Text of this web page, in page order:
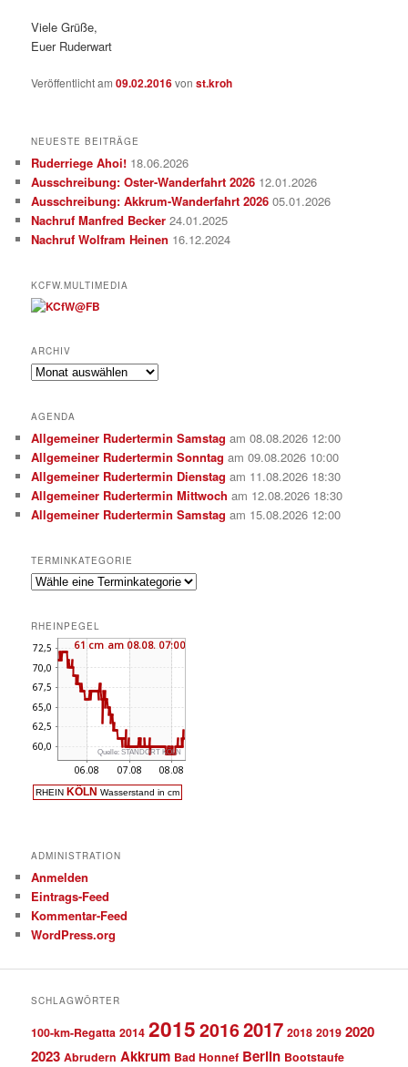
Viele Grüße,
Euer Ruderwart
Veröffentlicht am09.02.2016vonst.kroh
NEUESTE BEITRÄGE
Ruderriege Ahoi! 18.06.2026
Ausschreibung: Oster-Wanderfahrt 2026 12.01.2026
Ausschreibung: Akkrum-Wanderfahrt 2026 05.01.2026
Nachruf Manfred Becker 24.01.2025
Nachruf Wolfram Heinen 16.12.2024
KCFW.MULTIMEDIA
ARCHIV
Archiv
AGENDA
Allgemeiner Rudertermin Samstag am 08.08.2026 12:00
Allgemeiner Rudertermin Sonntag am 09.08.2026 10:00
Allgemeiner Rudertermin Dienstag am 11.08.2026 18:30
Allgemeiner Rudertermin Mittwoch am 12.08.2026 18:30
Allgemeiner Rudertermin Samstag am 15.08.2026 12:00
TERMINKATEGORIE
RHEINPEGEL
ADMINISTRATION
Anmelden
Eintrags-Feed
Kommentar-Feed
WordPress.org
SCHLAGWÖRTER
100-km-Regatta 2014 201520162017 2018 2019 2020
2023 Abrudern Akkrum Bad Honnef Berlin Bootstaufe